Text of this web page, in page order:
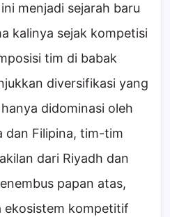
menjadi sejarah baru
kalinya sejak kompetisi
tim di babak
diversifikasi yang
didominasi oleh
dan Filipina, tim-tim
dari Riyadh dan
papan atas,
ekosistem kompetitif